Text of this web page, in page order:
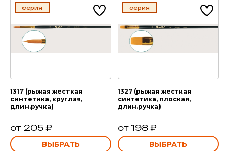
серия
1317 (рыжая жесткая
синтетика, круглая,
длин.ручка)
от 205 ₽
ВЫБРАТЬ
серия
1327 (рыжая жесткая
синтетика, плоская,
длин.ручка)
от 198 ₽
ВЫБРАТЬ